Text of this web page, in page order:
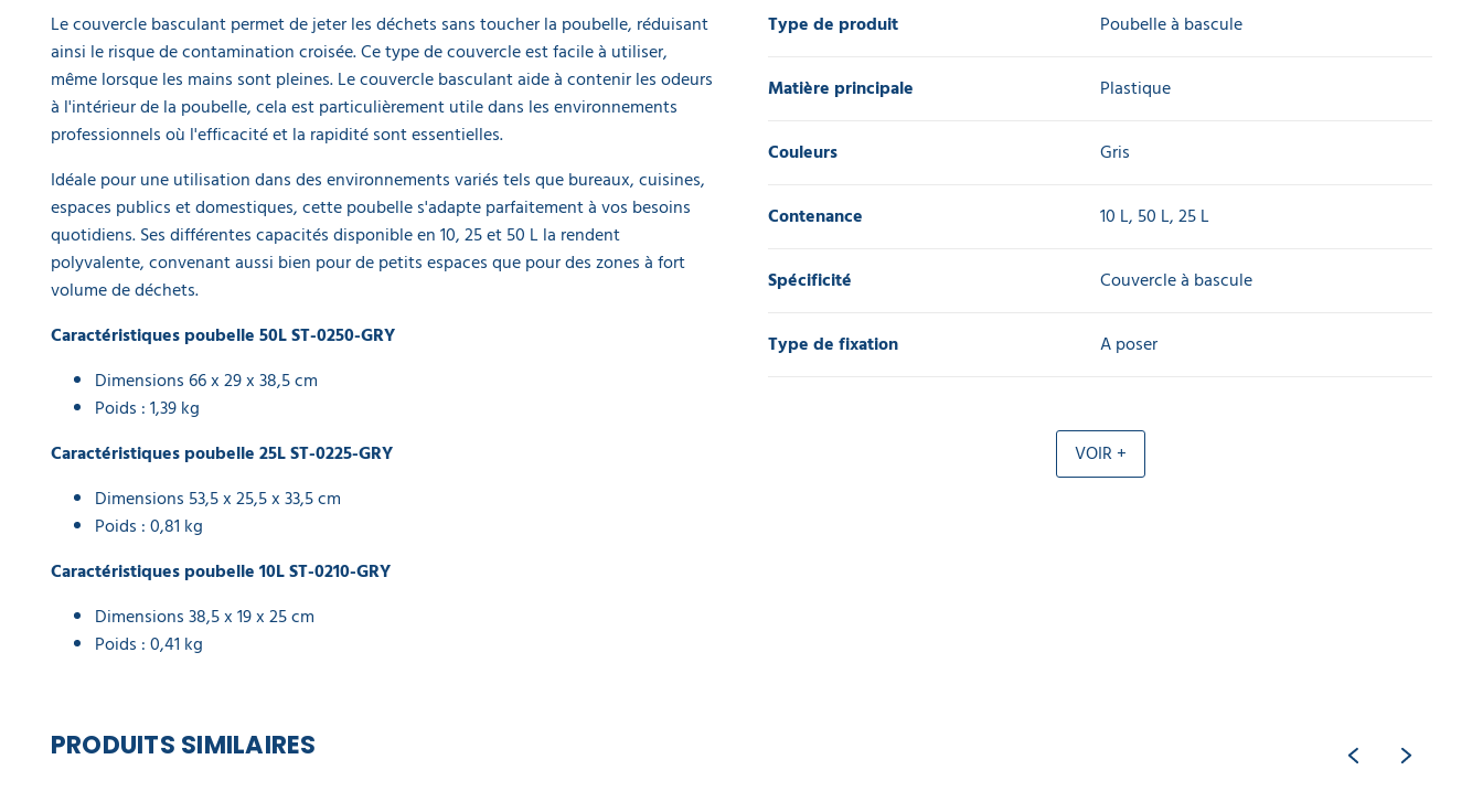
GAMME
ÉCOLOGIQUE
PROMOS
Le couvercle basculant permet de jeter les déchets sans toucher la poubelle, réduisant
ainsi le risque de contamination croisée. Ce type de couvercle est facile à utiliser,
même lorsque les mains sont pleines. Le couvercle basculant aide à contenir les odeurs
à l'intérieur de la poubelle, cela est particulièrement utile dans les environnements
professionnels où l'efficacité et la rapidité sont essentielles.
Idéale pour une utilisation dans des environnements variés tels que bureaux, cuisines,
espaces publics et domestiques, cette poubelle s'adapte parfaitement à vos besoins
quotidiens. Ses différentes capacités disponible en 10, 25 et 50 L la rendent
polyvalente, convenant aussi bien pour de petits espaces que pour des zones à fort
volume de déchets.
Caractéristiques poubelle 50L ST-0250-GRY
Dimensions 66 x 29 x 38,5 cm
Poids : 1,39 kg
Caractéristiques poubelle 25L ST-0225-GRY
Dimensions 53,5 x 25,5 x 33,5 cm
Poids : 0,81 kg
Caractéristiques poubelle 10L ST-0210-GRY
Dimensions 38,5 x 19 x 25 cm
Poids : 0,41 kg
Type de produit Poubelle à bascule
Matière principale Plastique
Couleurs Gris
Contenance 10 L, 50 L, 25 L
Spécificité Couvercle à bascule
Type de fixation A poser
VOIR +
PRODUITS SIMILAIRES